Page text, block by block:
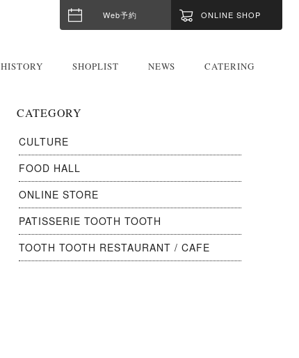
ONLINE SHOP
Web予約
HISTORY SHOPLIST NEWS CATERING
CATEGORY
CULTURE
FOOD HALL
ONLINE STORE
PATISSERIE TOOTH TOOTH
TOOTH TOOTH RESTAURANT / CAFE